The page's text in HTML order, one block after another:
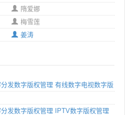
隋爱娜
梅雪莲
姜涛
发数字版权管理 有线数字电视数字版
发数字版权管理 IPTV数字版权管理